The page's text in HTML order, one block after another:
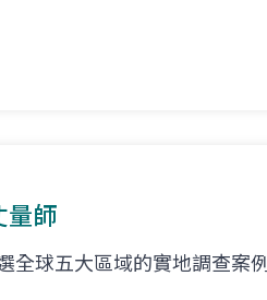
量師
全球五大區域的實地調查案例